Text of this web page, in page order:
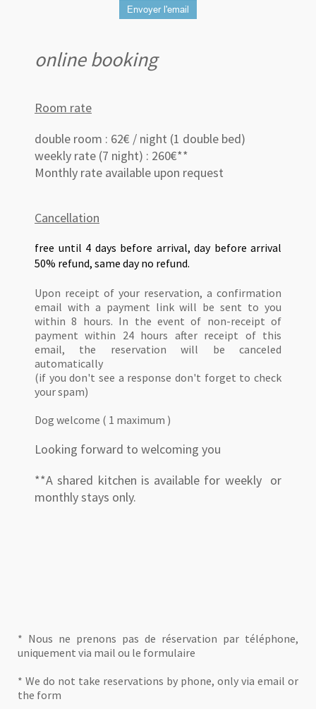
Envoyer l'email
online booking
Room rate
double room : 62€ / night (1 double bed)
weekly rate (7 night) : 260€**
Monthly rate available upon request
Cancellation
free until 4 days before arrival, day before arrival
50% refund, same day no refund.
Upon receipt of your reservation, a confirmation
email with a payment link will be sent to you
within 8 hours. In the event of non-receipt of
payment within 24 hours after receipt of this
email, the reservation will be canceled
automatically
(if you don't see a response don't forget to check
your spam)
Dog welcome ( 1 maximum )
Looking forward to welcoming you
**A shared kitchen is available for weekly or
monthly stays only.
* Nous ne prenons pas de réservation par téléphone,
uniquement via mail ou le formulaire
* We do not take reservations by phone, only via email or
the form